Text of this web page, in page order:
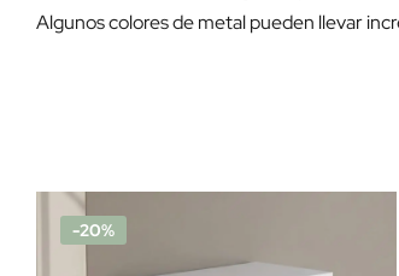
Algunos colores de metal pueden llevar
-20%